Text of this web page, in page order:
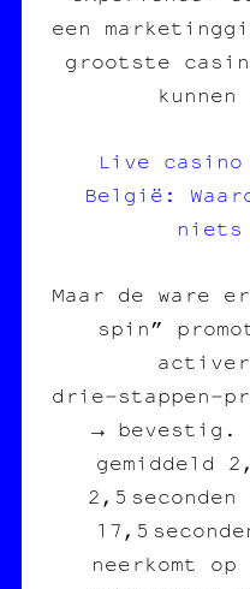
een
grootste
Live
België:
niets
Maar de ware
spin”
→ bevestig.
gemiddeld
2,5
17,5
neerkomt